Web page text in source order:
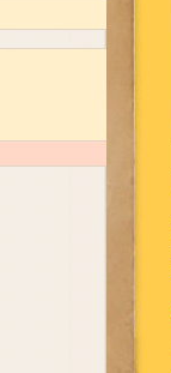
increase
or